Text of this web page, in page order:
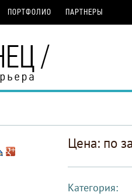
ПОРТФОЛИО ПАРТНЕРЫ
Цена: по
Категория: